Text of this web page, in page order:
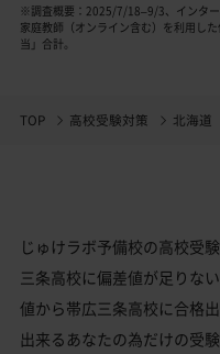
※調査概要：2025/7/18–9/3、インター
家庭教師（オンライン含む）を利用し
当」合計。
TOP 高校受験対策 北海道
じゅけラボ予備校の高校受
三条高校に偏差値が足りな
値から帯広三条高校に合格
出来るあなたの為だけの受